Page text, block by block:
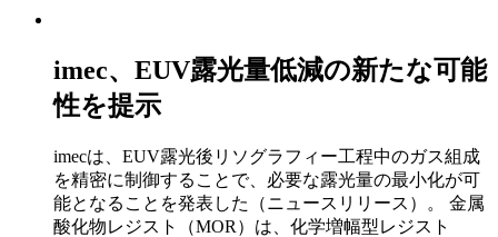
imec、EUV露光量低減の新たな可能
性を提示
imecは、EUV露光後リソグラフィー工程中のガス組成
を精密に制御することで、必要な露光量の最小化が可
能となることを発表した（ニュースリリース）。 金属
酸化物レジスト（MOR）は、化学増幅型レジスト